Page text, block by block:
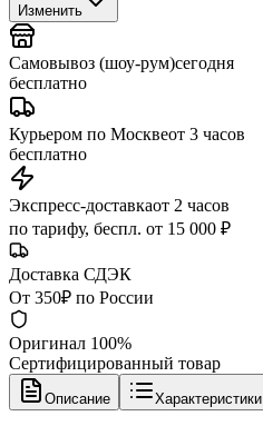
Изменить
Самовывоз (шоу-рум)сегодня
бесплатно
Курьером по Москвеот 3 часов
бесплатно
Экспресс-доставкаот 2 часов
по тарифу, беспл. от 15 000 ₽
Доставка СДЭК
От 350₽ по России
Оригинал 100%
Сертифицированный товар
Описание Характеристики